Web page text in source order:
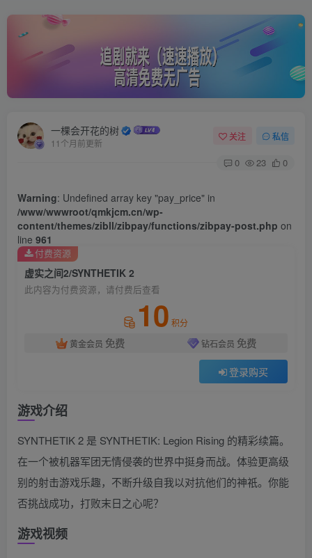
一棵会开花的树
11个月前更新
关注 私信
0 23 0
Warning: Undefined array key "pay_price" in
/www/wwwroot/qmkjcm.cn/wp-
content/themes/zibll/zibpay/functions/zibpay-post.php on
line 961
虚实之间2/SYNTHETIK 2
此内容为付费资源，请付费后查看
10 积分
黄金会员 免费 钻石会员 免费
登录购买
付费资源
游戏介绍
SYNTHETIK 2 是 SYNTHETIK: Legion Rising 的精彩续篇。
在一个被机器军团无情侵袭的世界中挺身而战。体验更高级
别的射击游戏乐趣，不断升级自我以对抗他们的神祇。你能
否挑战成功，打败末日之心呢？
游戏视频